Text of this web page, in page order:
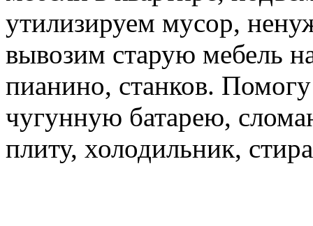
утилизируем мусор,
вывозим старую мебель
пианино, станков.
чугунную батарею,
плиту, холодильник,